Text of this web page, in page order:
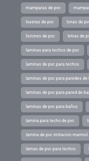
mamparas de pvc
losetas de pvc lonas de
listones de pvc letras de
laminas para techos de pvc
laminas de pvc para techos
laminas de pvc para paredes de
laminas de pvc para pared de
laminas de pvc para baños
lamina para techo de pvc
lamina de pvc imitacion marmol
lamas de pvc para techos